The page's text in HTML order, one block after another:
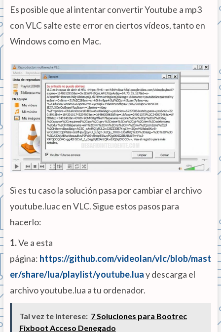
Es posible que al intentar convertir Youtube a mp3
con VLC salte este error en ciertos vídeos, tanto en
Windows como en Mac.
Si es tu caso la solución pasa por cambiar el archivo
youtube.luac en VLC. Sigue estos pasos para
hacerlo:
1.Ve a esta
página: https://github.com/videolan/vlc/blob/mast
er/share/lua/playlist/youtube.luay descarga el
archivo youtube.lua a tu ordenador.
Tal vez te interese: 7 Soluciones para Bootrec
Fixboot Acceso Denegado